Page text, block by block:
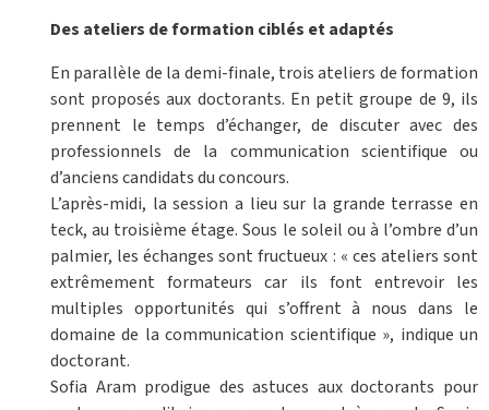
Des ateliers de formation ciblés et adaptés
En parallèle de la demi-finale, trois ateliers de formation
sont proposés aux doctorants. En petit groupe de 9, ils
prennent le temps d’échanger, de discuter avec des
professionnels de la communication scientifique ou
d’anciens candidats du concours.
L’après-midi, la session a lieu sur la grande terrasse en
teck, au troisième étage. Sous le soleil ou à l’ombre d’un
palmier, les échanges sont fructueux : « ces ateliers sont
extrêmement formateurs car ils font entrevoir les
multiples opportunités qui s’offrent à nous dans le
domaine de la communication scientifique », indique un
doctorant.
Sofia Aram prodigue des astuces aux doctorants pour